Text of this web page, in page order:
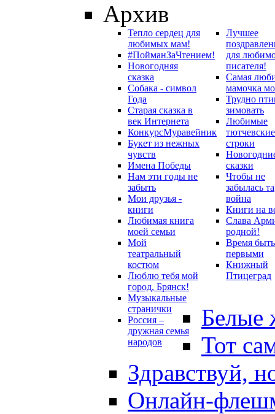
Архив
Тепло сердец для
любимых мам!
#ПойманЗаЧтением!
Новогодняя
сказка
Собака - символ
Года
Старая сказка в
век Интернета
КонкурсМуравейник
Букет из нежных
чувств
Имена Победы
Нам эти годы не
забыть
Мои друзья -
книги
Любимая книга
моей семьи
Мой
театральный
костюм
Люблю тебя мой
город, Брянск!
Музыкальные
странички
Россия –
дружная семья
народов
Лучшее
для
писателя!
Самая
мамочка
Трудно
зимовать
Любимые
тютчевские
строки
сказки
Чтобы не
забылась та
война
Книги на
Слава
родной!
Время быть
первыми
Книжный
Птицеград
Белые
Тот
Здравствуй,
Онлайн-